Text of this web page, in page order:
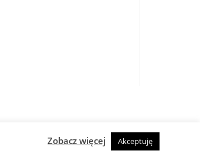
designed by know-line.pl
Zobacz więcej Akceptuję